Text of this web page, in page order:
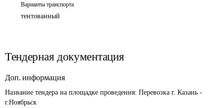
Варианты транспорта
тентованный
Тендерная документация
Доп. информация
Название тендера на площадке проведения: Перевозка г. Казань -
г.Ноябрьск